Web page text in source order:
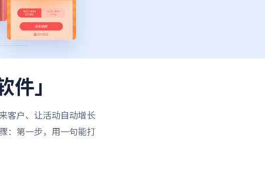
」
客户、让活动自动增长
：第一步，用一句能打